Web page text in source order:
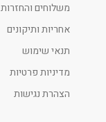
משלוחים והחזרות
אחריות ותיקונים
תנאי שימוש
מדיניות פרטיות
הצהרת נגישות